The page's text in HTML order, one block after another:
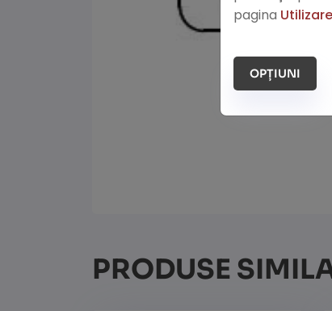
PRODUSE
pagina
OPȚIUNI